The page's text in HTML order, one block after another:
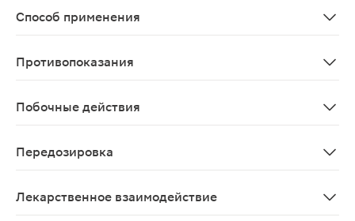
Способ применения
Противопоказания
Побочные действия
Передозировка
Лекарственное взаимодействие